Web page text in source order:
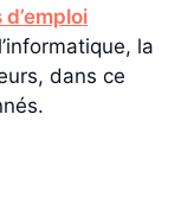
la
dans ce